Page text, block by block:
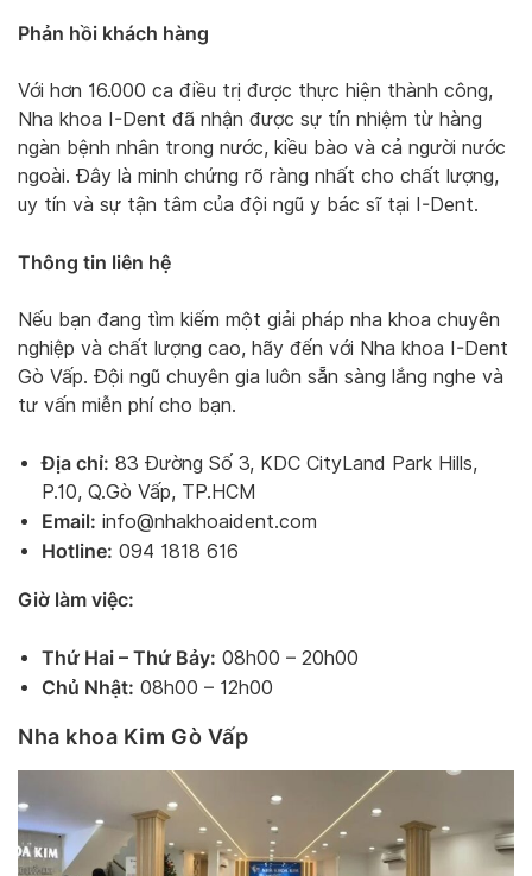
Phản hồi khách hàng
Với hơn 16.000 ca điều trị được thực hiện thành công,
Nha khoa I-Dent đã nhận được sự tín nhiệm từ hàng
ngàn bệnh nhân trong nước, kiều bào và cả người nước
ngoài. Đây là minh chứng rõ ràng nhất cho chất lượng,
uy tín và sự tận tâm của đội ngũ y bác sĩ tại I-Dent.
Thông tin liên hệ
Nếu bạn đang tìm kiếm một giải pháp nha khoa chuyên
nghiệp và chất lượng cao, hãy đến với Nha khoa I-Dent
Gò Vấp. Đội ngũ chuyên gia luôn sẵn sàng lắng nghe và
tư vấn miễn phí cho bạn.
Địa chỉ: 83 Đường Số 3, KDC CityLand Park Hills,
P.10, Q.Gò Vấp, TP.HCM
Email: info@nhakhoaident.com
Hotline: 094 1818 616
Giờ làm việc:
Thứ Hai – Thứ Bảy: 08h00 – 20h00
Chủ Nhật: 08h00 – 12h00
Nha khoa Kim Gò Vấp